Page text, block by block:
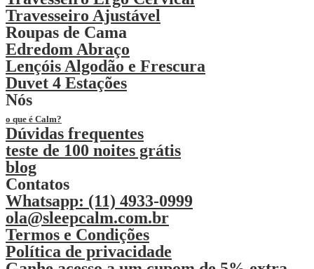
Travesseiro Ajustável
Roupas de Cama
Edredom Abraço
Lençóis Algodão e Frescura
Duvet 4 Estações
Nós
o que é Calm?
Dúvidas frequentes
teste de 100 noites grátis
blog
Contatos
Whatsapp: (11) 4933-0999
ola@sleepcalm.com.br
Termos e Condições
Política de privacidade